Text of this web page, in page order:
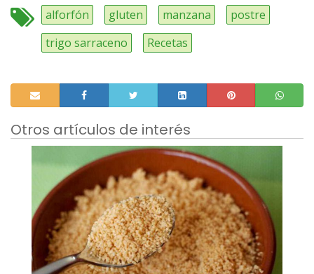
alforfón gluten manzana
postre
trigo sarraceno
Recetas
Otros artículos de interés